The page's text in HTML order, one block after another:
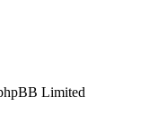
Limited